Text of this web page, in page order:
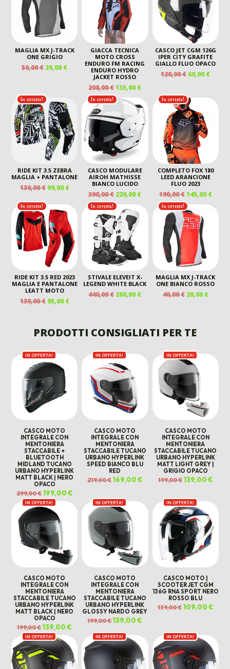
MAGLIA MX J-TRACK
ONE GRIGIO
50,00€ IL
ERA:
50,00 €.
20,00€IL
ATTUALE
20,00 €.
GIACCA TECNICA
MOTO CROSS
ENDURO FM RACING
ENDURO HYDRO
JACKET ROSSO
208,00€IL
PREZZO
ORIGINALE
ERA:
208,00 €.
135,00€IL
PREZZO
ATTUALE
È:
135,00 €.
CASCO JET CGM 126G
IPER CITY GRAFITE
GIALLO FLUO OPACO
120,00€ IL
ERA:
120,00 €.
60,00€IL
È:
60,00
In offerta!
RIDE KIT 3.5 ZEBRA
MAGLIA + PANTALONE
130,00€ IL
ORIGINALE
ERA:
130,00 €.
99,00€IL
PREZZO
ATTUALE
99,00 €.
In offerta!
CASCO MODULARE
AIROH MATHISSE
BIANCO LUCIDO
390,00€ IL
PREZZO
ORIGINALE
ERA:
390,00 €.
220,00€IL
PREZZO
ATTUALE
220,00 €.
In offerta!
COMPLETO FOX 180
LEED ARANCIONE
FLUO 2023
190,00€ IL
PREZZO
ORIGINALE
ERA:
190,00 €.
145,00€IL
In offerta!
RIDE KIT 3.5 RED 2023
MAGLIA E PANTALONE
LEATT MOTO
130,00€ IL
ERA:
130,00 €.
95,00€IL
È:
95,00 €.
In offerta!
STIVALE ELEVEIT X-
LEGEND WHITE BLACK
440,00€ IL
440,00 €.
260,00€IL
260,00 €.
In offerta!
MAGLIA MX J-TRACK
ONE BIANCO ROSSO
40,00€ IL
40,00 €.
20,00€IL
PRODOTTI CONSIGLIATI PER TE
IN OFFERTA!
CASCO MOTO
INTEGRALE CON
MENTONIERA
STACCABILE +
BLUETOOTH
MIDLAND TUCANO
URBANO HYPERLINK
MATT BLACK | NERO
OPACO
299,00€ Il
prezzo
originale
era:
299,00 €.
199,00€Il
prezzo
attuale
è:
199,00 €.
IN OFFERTA!
CASCO MOTO
INTEGRALE CON
MENTONIERA
STACCABILE TUCANO
URBANO HYPERLINK
SPEED BIANCO BLU
RED
219,00€ Il
prezzo
219,00 €.
169,00€Il
prezzo
169,00 €.
IN OFFERTA!
CASCO MOTO
INTEGRALE CON
MENTONIERA
STACCABILE TUCANO
URBANO HYPERLINK
MATT LIGHT GREY |
GRIGIO OPACO
199,00€ Il
prezzo
199,00 €.
139,00€Il
IN OFFERTA!
CASCO MOTO
INTEGRALE CON
MENTONIERA
STACCABILE TUCANO
URBANO HYPERLINK
MATT BLACK | NERO
OPACO
199,00€Il
prezzo
originale
era:
199,00 €.
139,00€
prezzo
attuale
è:
139,00 €.
IN OFFERTA!
CASCO MOTO
INTEGRALE CON
MENTONIERA
STACCABILE TUCANO
URBANO HYPERLINK
GLOSSY NARDO GREY
199,00€Il
prezzo
era:
199,00 €.
139,00€
139,00 €.
IN OFFERTA!
CASCO MOTO |
SCOOTER JET CGM
136G RNA SPORT NERO
ROSSO BLU
139,00€ Il
prezzo
109,00€Il
IN OFFERTA! IN OFFERTA! IN OFFERTA!